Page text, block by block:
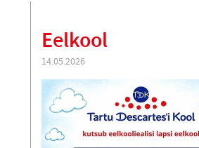
Eelkool
14.05.2026